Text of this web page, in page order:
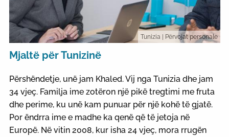
Tunizia | Përvojat personale
Mjaltë për Tunizinë
Përshëndetje, unë jam Khaled. Vij nga Tunizia dhe jam
34 vjeç. Familja ime zotëron një pikë tregtimi me fruta
dhe perime, ku unë kam punuar për një kohë të gjatë.
Por ëndrra ime e madhe ka qenë që të jetoja në
Europë. Në vitin 2008, kur isha 24 vjeç, mora rrugën